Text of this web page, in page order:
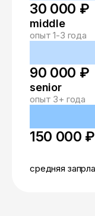
30 000 ₽
middle
опыт 1-3 года
90 000 ₽
senior
опыт 3+ года
150 000 ₽
средняя